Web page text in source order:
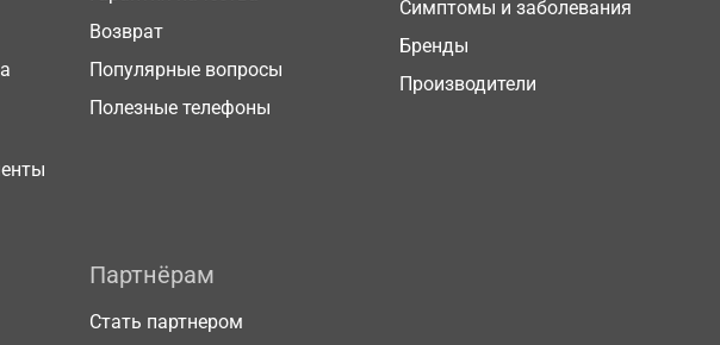
Возврат
Популярные вопросы
Полезные телефоны
Симптомы и заболевания
Бренды
Производители
Партнёрам
Стать партнером